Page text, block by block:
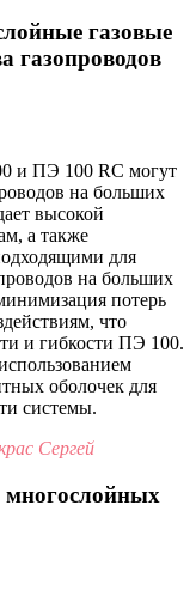
газовые
газопроводов
и ПЭ 100 RC могут
на больших
высокой
а также
для
на больших
потерь
что
и гибкости ПЭ 100.
оболочек для
системы.
Сергей
многослойных